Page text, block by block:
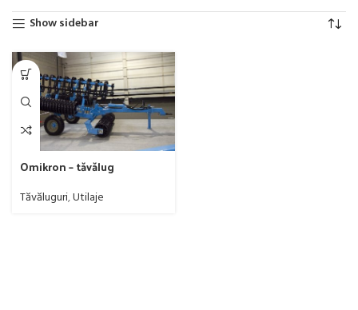
Show sidebar
Omikron – tăvălug
Tăvăluguri,Utilaje